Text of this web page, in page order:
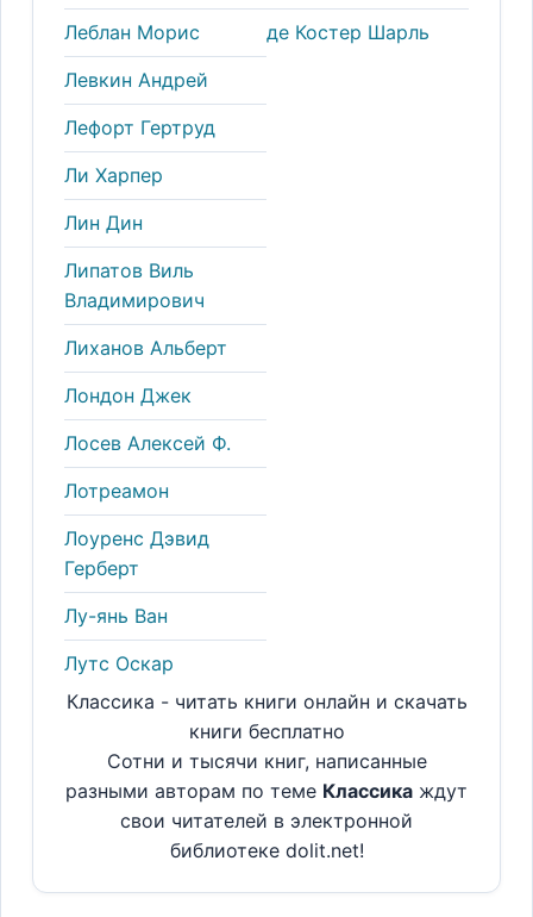
Леблан Морис
Левкин Андрей
Лефорт Гертруд
Ли Харпер
Лин Дин
Липатов Виль
Владимирович
Лиханов Альберт
Лондон Джек
Лосев Алексей Ф.
Лотреамон
Лоуренс Дэвид
Герберт
Лу-янь Ван
Лутс Оскар
де Костер Шарль
Классика - читать книги онлайн и скачать
книги бесплатно
Сотни и тысячи книг, написанные
разными авторам по теме Классика ждут
свои читателей в электронной
библиотеке dolit.net!